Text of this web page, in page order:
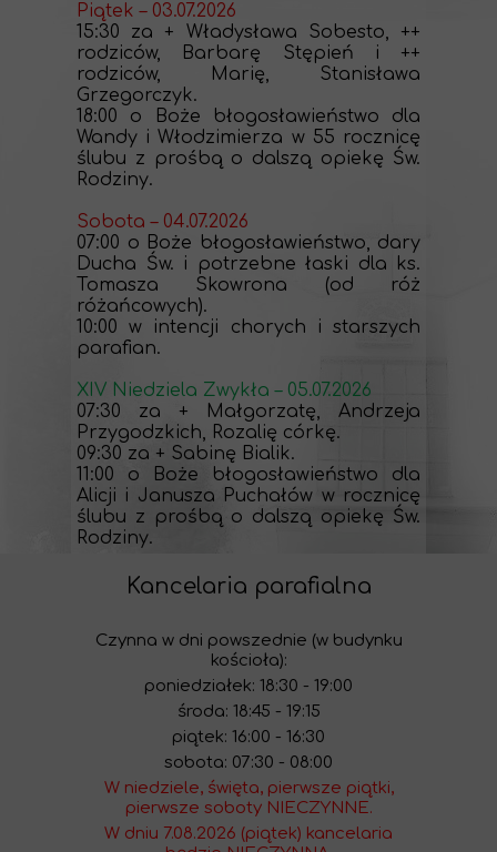
Piątek – 03.07.2026
15:30 za + Władysława Sobesto, ++
rodziców, Barbarę Stępień i ++
rodziców, Marię, Stanisława
Grzegorczyk.
18:00 o Boże błogosławieństwo dla
Wandy i Włodzimierza w 55 rocznicę
ślubu z prośbą o dalszą opiekę Św.
Rodziny.
Sobota – 04.07.2026
07:00 o Boże błogosławieństwo, dary
Ducha Św. i potrzebne łaski dla ks.
Tomasza Skowrona (od róż
różańcowych).
10:00 w intencji chorych i starszych
parafian.
XIV Niedziela Zwykła – 05.07.2026
07:30 za + Małgorzatę, Andrzeja
Przygodzkich, Rozalię córkę.
09:30 za + Sabinę Bialik.
11:00 o Boże błogosławieństwo dla
Alicji i Janusza Puchałów w rocznicę
ślubu z prośbą o dalszą opiekę Św.
Rodziny.
Kancelaria parafialna
Czynna w dni powszednie (w budynku
kościoła):
poniedziałek: 18:30 - 19:00
środa: 18:45 - 19:15
piątek: 16:00 - 16:30
sobota: 07:30 - 08:00
W niedziele, święta, pierwsze piątki,
pierwsze soboty NIECZYNNE.
W dniu 7.08.2026 (piątek) kancelaria